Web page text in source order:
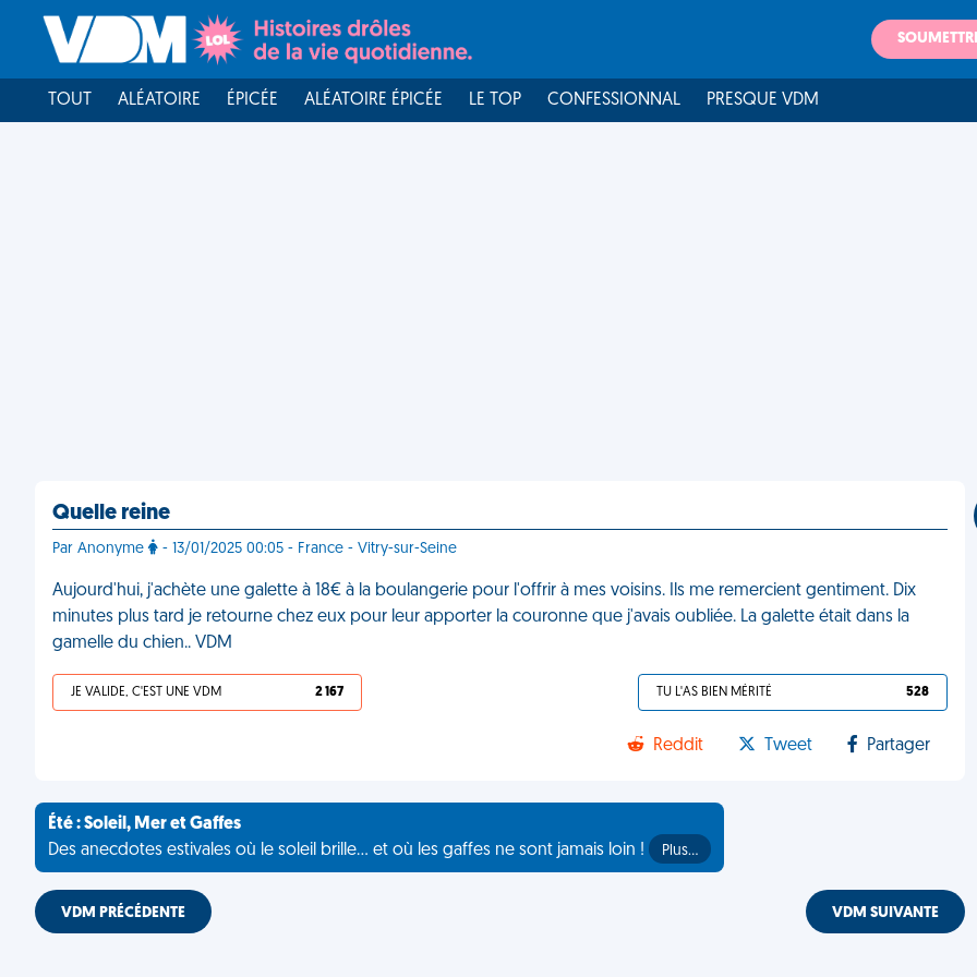
TOUT ALÉATOIRE ÉPICÉE ALÉATOIRE ÉPICÉE LE TOP CONFESSIONNAL PRESQUE VDM
Quelle reine
Par Anonyme - 13/01/2025 00:05 - France - Vitry-sur-Seine
Aujourd'hui, j'achète une galette à 18€ à la boulangerie pour l'offrir à mes voisins. Ils me remercient gentiment. Dix
minutes plus tard je retourne chez eux pour leur apporter la couronne que j'avais oubliée. La galette était dans la
gamelle du chien.. VDM
JE VALIDE, C'EST UNE VDM 2 167 TU L'AS BIEN MÉRITÉ 528
Reddit Tweet Partager
Été : Soleil, Mer et Gaffes
Des anecdotes estivales où le soleil brille... et où les gaffes ne sont jamais loin !
Plus…
VDM PRÉCÉDENTE VDM SUIVANTE